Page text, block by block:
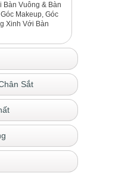
Bàn Vuông & Bàn
Makeup, Góc
Xinh Với Bàn
Sắt